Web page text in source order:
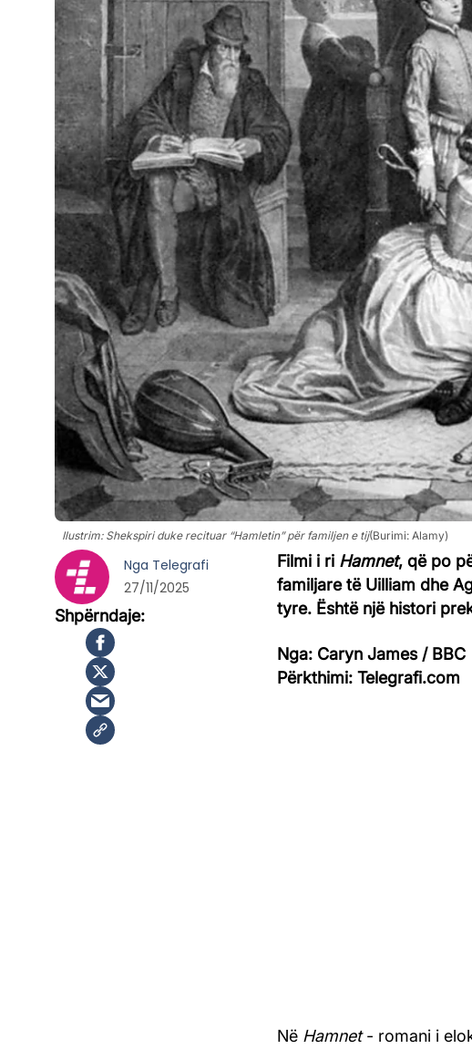
Ilustrim: Shekspiri duke recituar “Hamletin” për familjen e tij(Burimi: Alamy)
Filmi i ri Hamnet, që po
familjare të Uilliam dhe
tyre. Është një histori
Nga: Caryn James / BBC
Përkthimi: Telegrafi.com
Në Hamnet- romani i
Nga Telegrafi
27/11/2025